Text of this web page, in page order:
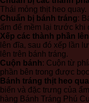
Thái mỏng thịt heo quay.
Chuẩn bị bánh tráng:
ấm để mềm lại trước khi
Xếp các thành phần
lên đĩa, sau đó xếp lần
lên trên bánh tráng.
Cuộn bánh: Cuộn từ
phần bên trong được
Bánh tráng thịt heo
biến và đặc trưng của
hàng Bánh Tráng Phú